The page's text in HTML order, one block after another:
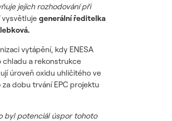
jejich rozhodování při
vysvětluje generální ředitelka
vytápění, kdy ENESA
chladu a rekonstrukce
úroveň oxidu uhličitého ve
dobu trvání EPC projektu
byl potenciál úspor tohoto